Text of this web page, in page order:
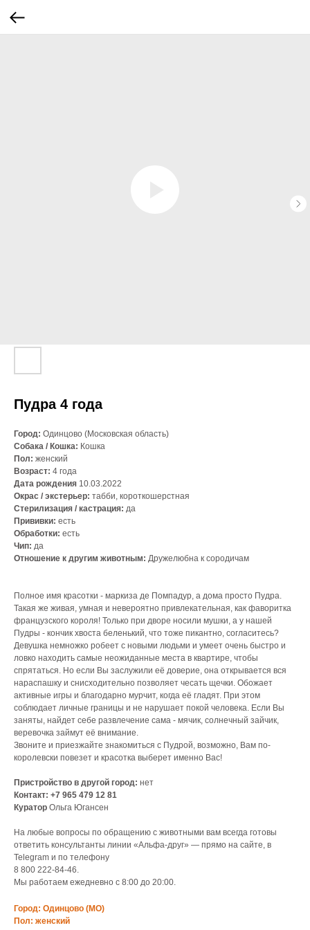
Пудра 4 года
Город: Одинцово (Московская область)
Собака / Кошка: Кошка
Пол: женский
Возраст: 4 года
Дата рождения 10.03.2022
Окрас / экстерьер: табби, короткошерстная
Стерилизация / кастрация: да
Прививки: есть
Обработки: есть
Чип: да
Отношение к другим животным: Дружелюбна к сородичам
Полное имя красотки - маркиза де Помпадур, а дома просто Пудра.
Такая же живая, умная и невероятно привлекательная, как фаворитка
французского короля! Только при дворе носили мушки, а у нашей
Пудры - кончик хвоста беленький, что тоже пикантно, согласитесь?
Девушка немножко робеет с новыми людьми и умеет очень быстро и
ловко находить самые неожиданные места в квартире, чтобы
спрятаться. Но если Вы заслужили её доверие, она открывается вся
нараспашку и снисходительно позволяет чесать щечки. Обожает
активные игры и благодарно мурчит, когда её гладят. При этом
соблюдает личные границы и не нарушает покой человека. Если Вы
заняты, найдет себе развлечение сама - мячик, солнечный зайчик,
веревочка займут её внимание.
Звоните и приезжайте знакомиться с Пудрой, возможно, Вам по-
королевски повезет и красотка выберет именно Вас!
Пристройство в другой город: нет
Контакт: +7 965 479 12 81
Куратор Ольга Югансен
На любые вопросы по обращению с животными вам всегда готовы
ответить консультанты линии «Альфа-друг» — прямо на сайте, в
Telegram и по телефону
8 800 222‑84‑46.
Мы работаем ежедневно с 8:00 до 20:00.
Город: Одинцово (МО)
Пол: женский